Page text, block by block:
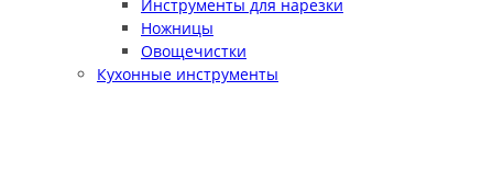
Инструменты для нарезки
Ножницы
Овощечистки
Кухонные инструменты